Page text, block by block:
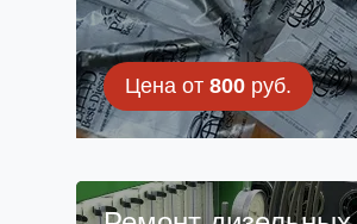
Цена от 800руб.